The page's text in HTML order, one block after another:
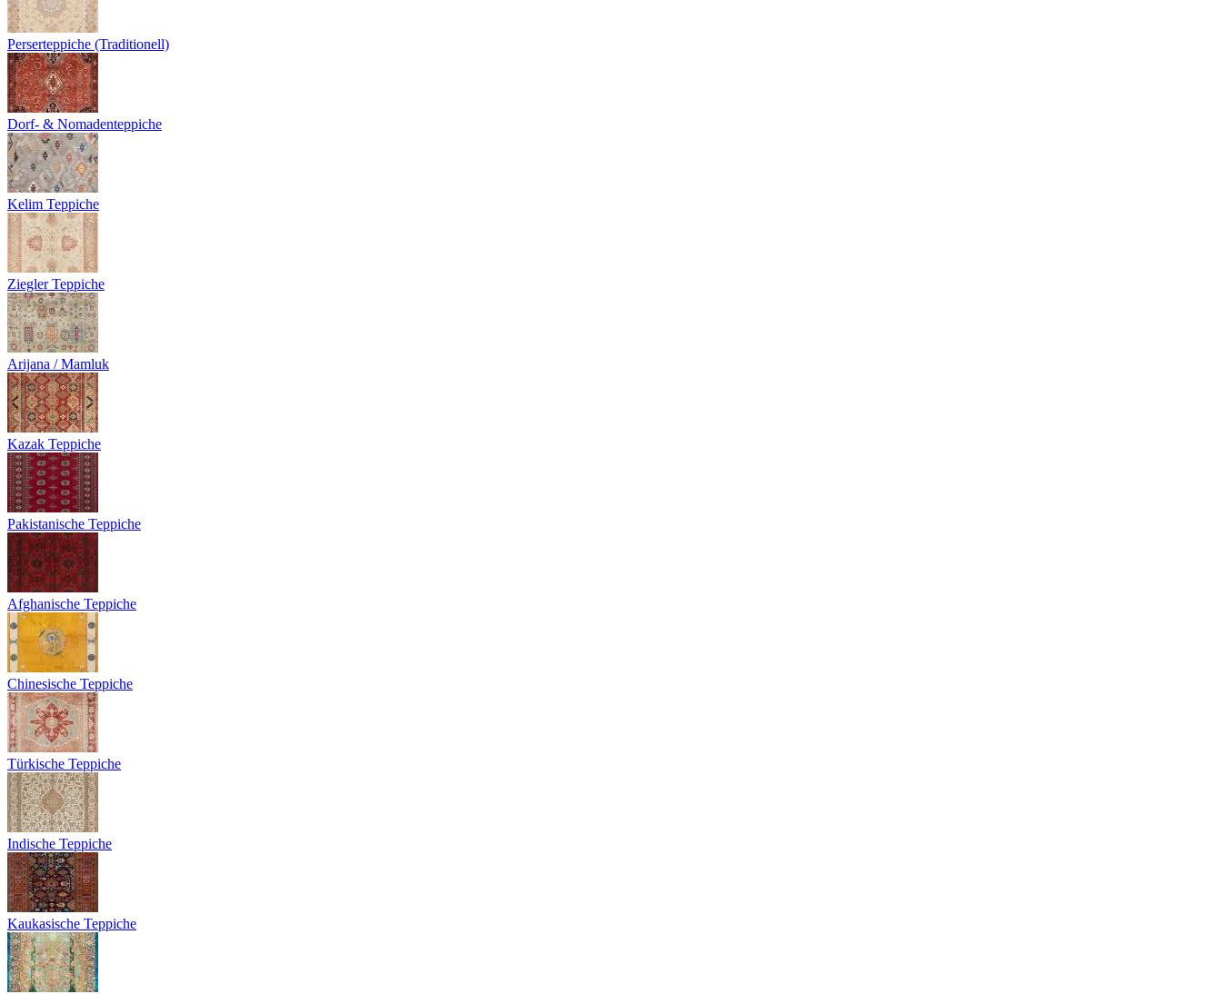
Perserteppiche (Traditionell)
Dorf- & Nomadenteppiche
Kelim Teppiche
Ziegler Teppiche
Arijana / Mamluk
Kazak Teppiche
Pakistanische Teppiche
Afghanische Teppiche
Chinesische Teppiche
Türkische Teppiche
Indische Teppiche
Kaukasische Teppiche